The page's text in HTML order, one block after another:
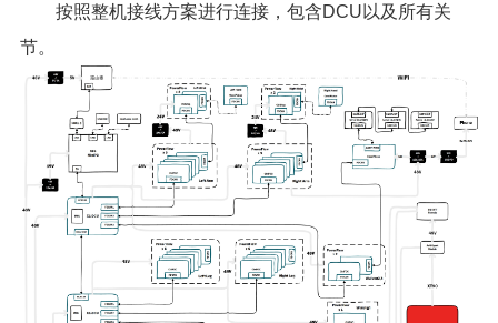
按照整机接线方案进行连接，包含DCU以及所有关
节。